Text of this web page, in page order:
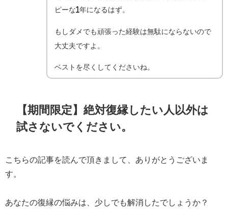
ピーな1年になるはず。
もしダメでも頑張った経験は無駄にならないので
大丈夫ですよ。
ベストを尽くしてくださいね。
【期間限定】絶対復縁したい人以外は
試さないでください。
こちらの記事を読んで頂きまして、ありがとうございま
す。
あなたの復縁の悩みは、少しでも解消したでしょうか？